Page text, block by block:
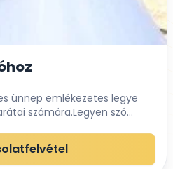
ünnep emlékezetes legye
számára.Legyen szó
esküvőről, keresztelőről,
a végtisztes...